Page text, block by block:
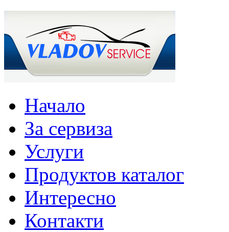
Начало
За сервиза
Услуги
Продуктов каталог
Интересно
Контакти